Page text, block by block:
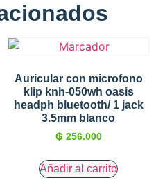
Auricular con microfono
klip knh-050wh oasis
headph bluetooth/ 1 jack
3.5mm blanco
₲ 256.000
Añadir al carrito